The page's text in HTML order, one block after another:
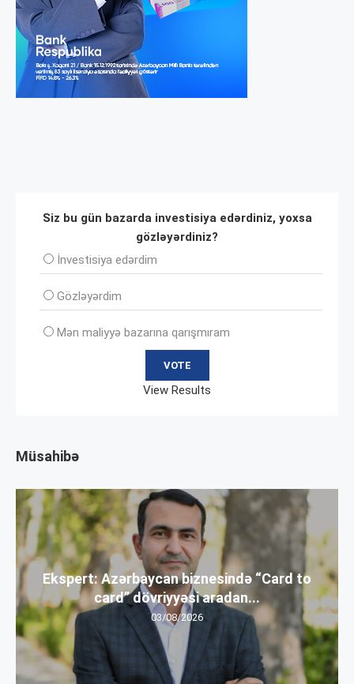
Siz bu gün bazarda investisiya edərdiniz, yoxsa
gözləyərdiniz?
İnvеstisiya edərdim
Gözləyərdim
Mən maliyyə bazarına qarışmıram
View Results
Müsahibə
Ekspert: Azərbaycan biznesində “Card to
card” dövriyyəsi aradan...
03/08/2026